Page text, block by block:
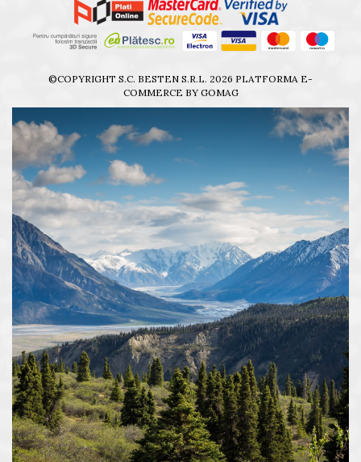
©COPYRIGHT S.C. BESTEN S.R.L. 2026 PLATFORMA E-
COMMERCE BY GOMAG